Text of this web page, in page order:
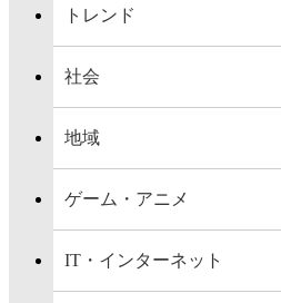
トレンド
社会
地域
ゲーム・アニメ
IT・インターネット